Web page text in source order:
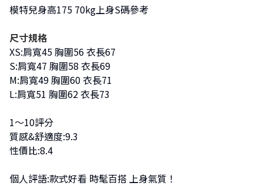
模特兒身高175 70kg上身S碼參考
尺寸規格
XS:肩寬45 胸圍56 衣長67
S:肩寬47 胸圍58 衣長69
M:肩寬49 胸圍60 衣長71
L:肩寬51 胸圍62 衣長73
1～10評分
質感&舒適度:9.3
性價比:8.4
個人評語:款式好看 時髦百搭 上身氣質！